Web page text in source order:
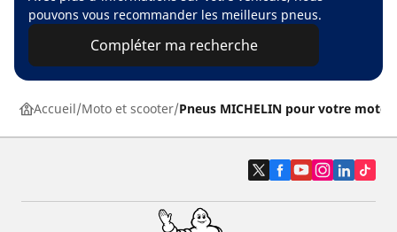
pouvons vous recommander les meilleurs pneus.
Compléter ma recherche
Accueil Moto et scooter Pneus MICHELIN pour votre moto